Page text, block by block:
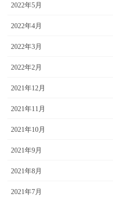
2022年5月
2022年4月
2022年3月
2022年2月
2021年12月
2021年11月
2021年10月
2021年9月
2021年8月
2021年7月